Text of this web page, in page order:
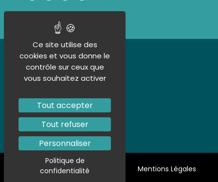
UN ORGANISME CERTIFIÉ
Politique de confidentialité
Mentions Légales
Ce site utilise des
cookies et vous donne le
contrôle sur ceux que
vous souhaitez activer
Tout accepter
Tout refuser
Personnaliser
Politique de
confidentialité